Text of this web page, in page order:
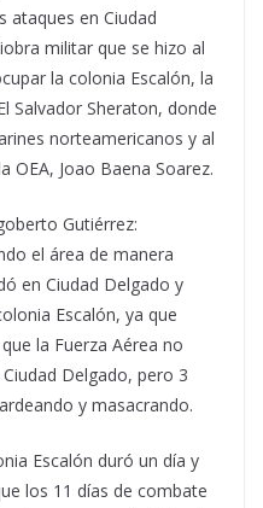
ataques en Ciudad
militar que se hizo al
la colonia Escalón, la
Salvador Sheraton, donde
norteamericanos y al
OEA, Joao Baena Soarez.
Gutiérrez:
el área de manera
en Ciudad Delgado y
Escalón, ya que
la Fuerza Aérea no
Delgado, pero 3
y masacrando.
Escalón duró un día y
los 11 días de combate